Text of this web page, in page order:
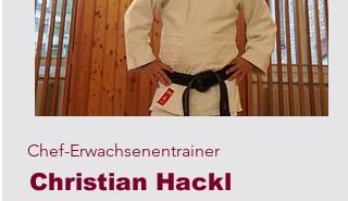
Chef-Erwachsenentrainer
Christian Hackl